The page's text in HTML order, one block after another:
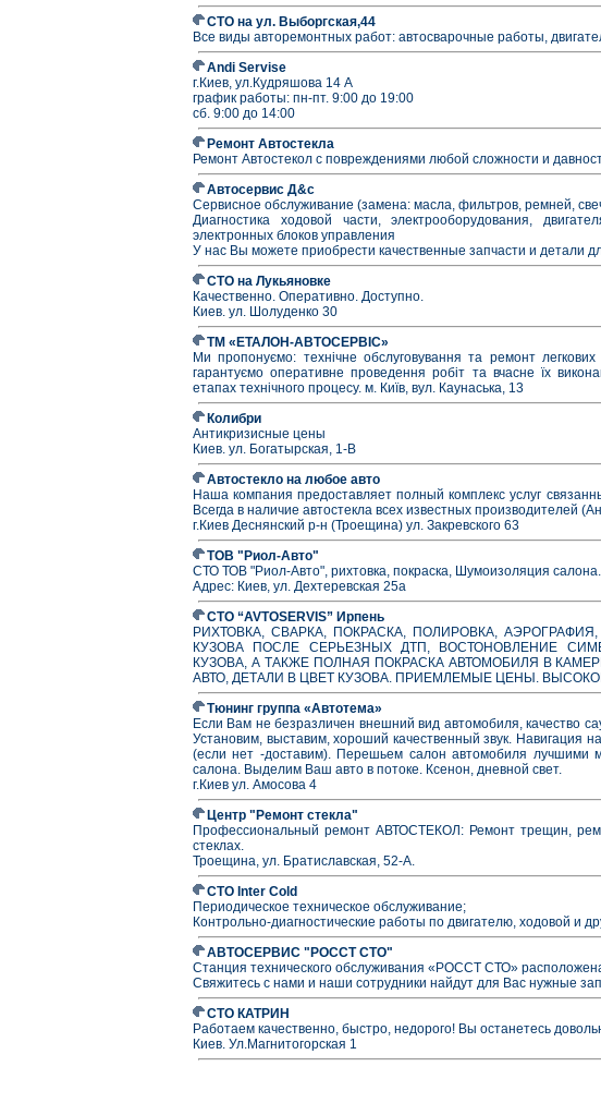
СТО на ул. Выборгская,44
Все виды авторемонтных работ: автосварочные работы,
Andi Servise
г.Киев, ул.Кудряшова 14 А
график работы: пн-пт. 9:00 до 19:00
сб. 9:00 до 14:00
Ремонт Автостекла
Ремонт Автостекол с повреждениями любой сложности и
Автосервис Д&с
Сервисное обслуживание (замена: масла, фильтров, ремней,
Диагностика ходовой части, электрооборудования,
электронных блоков управления
У нас Вы можете приобрести качественные запчасти и детали
СТО на Лукьяновке
Качественно. Оперативно. Доступно.
Киев. ул. Шолуденко 30
ТМ «ЕТАЛОН-АВТОСЕРВІС»
Ми пропонуємо: технічне обслуговування та ремонт легкових
гарантуємо оперативне проведення робіт та вчасне їх
етапах технічного процесу. м. Київ, вул. Каунаська, 13
Колибри
Антикризисные цены
Киев. ул. Богатырская, 1-В
Автостекло на любое авто
Наша компания предоставляет полный комплекс услуг
Всегда в наличие автостекла всех известных производителей
г.Киев Деснянский р-н (Троещина) ул. Закревского 63
ТОВ "Риол-Авто"
СТО ТОВ "Риол-Авто", рихтовка, покраска, Шумоизоляция салона.
Адрес: Киев, ул. Дехтеревская 25а
СТО “AVTOSERVIS” Ирпень
РИХТОВКА, СВАРКА, ПОКРАСКА, ПОЛИРОВКА,
КУЗОВА ПОСЛЕ СЕРЬЕЗНЫХ ДТП, ВОСТОНОВЛЕНИЕ
КУЗОВА, А ТАКЖЕ ПОЛНАЯ ПОКРАСКА АВТОМОБИЛЯ В
АВТО, ДЕТАЛИ В ЦВЕТ КУЗОВА. ПРИЕМЛЕМЫЕ ЦЕНЫ.
Тюнинг группа «Автотема»
Если Вам не безразличен внешний вид автомобиля, качество
Установим, выставим, хороший качественный звук. Навигация
(если нет -доставим). Перешьем салон автомобиля лучшими
салона. Выделим Ваш авто в потоке. Ксенон, дневной свет.
г.Киев ул. Амосова 4
Центр "Ремонт стекла"
Профессиональный ремонт АВТОСТЕКОЛ: Ремонт трещин,
стеклах.
Троещина, ул. Братиславская, 52-А.
СТО Inter Cold
Периодическое техническое обслуживание;
Контрольно-диагностические работы по двигателю, ходовой и
АВТОСЕРВИС "РОССТ СТО"
Станция технического обслуживания «РОССТ СТО» расположена
Свяжитесь с нами и наши сотрудники найдут для Вас нужные
СТО КАТРИН
Работаем качественно, быстро, недорого! Вы останетесь
Киев. Ул.Магнитогорская 1